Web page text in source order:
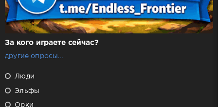
За кого играете сейчас?
другие опросы...
Люди
Эльфы
Орки